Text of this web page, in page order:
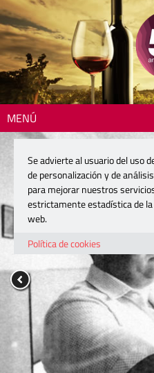
MENÚ
Se advierte al usuario del uso
de personalización y de
para mejorar nuestros
estrictamente estadística de
web.
Política de cookies